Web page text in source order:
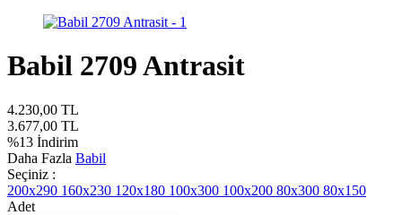
Babil 2709 Antrasit
4.230,00 TL
3.677,00 TL
%13 İndirim
Daha Fazla Babil
Seçiniz :
200x290 160x230 120x180 100x300 100x200 80x300 80x150
Adet